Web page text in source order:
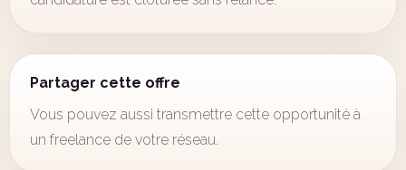
Partager cette offre
Vous pouvez aussi transmettre cette opportunité à
un freelance de votre réseau.